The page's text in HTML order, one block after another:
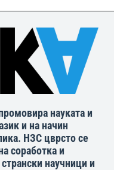
науката и
и на начин
НЗС цврсто се
соработка и
научници и